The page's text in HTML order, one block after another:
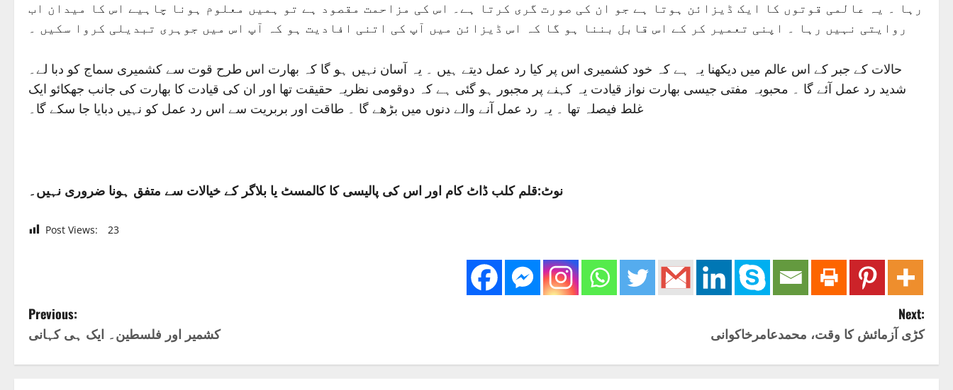
رہا ۔ یہ عالمی قوتوں کا ایک ڈیزائن ہوتا ہے جو ان کی صورت گری کرتا ہے۔ اس کی مزاحمت مقصود ہے تو ہمیں معلوم ہونا چاہیے اس کا میدان اب
روایتی نہیں رہا ۔ اپنی تعمیر کر کے اس قابل بننا ہو گا کہ اس ڈیزائن میں آپ کی اتنی افادیت ہو کہ آپ اس میں جوہری تبدیلی کروا سکیں ۔
حالات کے جبر کے اس عالم میں دیکھنا یہ ہے کہ خود کشمیری اس پر کیا رد عمل دیتے ہیں ۔ یہ آسان نہیں ہو گا کہ بھارت اس طرح قوت سے کشمیری سماج کو دبا لے۔
شدید رد عمل آئے گا ۔ محبوبہ مفتی جیسی بھارت نواز قیادت یہ کہنے پر مجبور ہو گئی ہے کہ دوقومی نظریہ حقیقت تھا اور ان کی قیادت کا بھارت کی جانب جھکائو ایک
غلط فیصلہ تھا ۔ یہ رد عمل آنے والے دنوں میں بڑھے گا ۔ طاقت اور بربریت سے اس رد عمل کو نہیں دبایا جا سکے گا۔
نوٹ:قلم کلب ڈاٹ کام اور اس کی پالیسی کا کالمسٹ یا بلاگر کے خیالات سے متفق ہونا ضروری نہیں۔
Post Views: 23
P
o
Previous:
کشمیر اور فلسطین۔ ایک ہی کہانی
Next:
کڑی آزمائش کا وقت، محمدعامرخاکوانی